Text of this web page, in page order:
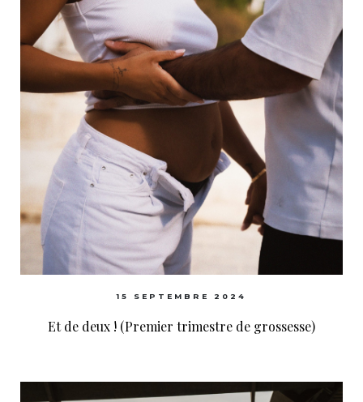
15 SEPTEMBRE 2024
Et de deux ! (Premier trimestre de grossesse)